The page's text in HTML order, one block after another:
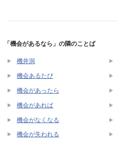
「機会があるなら」の隣のことば
機井洞
機会あるたび
機会があったら
機会があれば
機会がなくなる
機会が失われる